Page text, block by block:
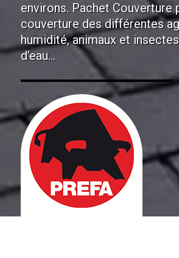
environs. Pachet Couverture
couverture des différentes
humidité, animaux et
d’eau…